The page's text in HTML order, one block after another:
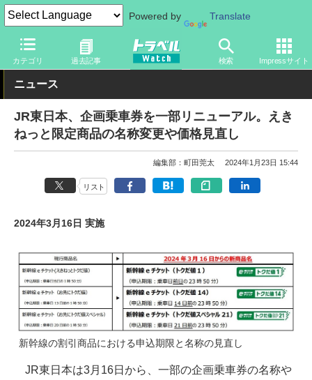
Powered by Translate
カテゴリ 過去記事 検索 Impressサイト
トラベル Watch 旅の方法 鉄旅 その他
ニュース
JR東日本、企画乗車券を一部リニューアル。えき
ねっと限定商品の名称変更や価格見直し
編集部：町田莞太 2024年1月23日 15:44
リスト
2024年3月16日 実施
新幹線の割引商品における申込期限と名称の見直し
JR東日本は3月16日から、一部の企画乗車券の名称や